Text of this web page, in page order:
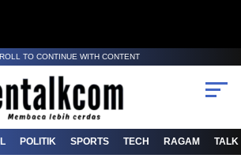
TO CONTINUE WITH CONTENT
POLITIK SPORTS TECH RAGAM TALK